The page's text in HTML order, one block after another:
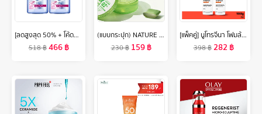
[ลดสูงสุด 50% + โค้ดลดเพิ่ม 20%]นีเวีย ไมเซล่า เช็ดเครื่องสำอาง เพิร์ลไบรท์ 400 มล. 2 ชิ้น NIVEA
518฿466฿
(แบบกระปุก) NATURE REPUBLIC SOOTHING & MOISTURE ALOE VERA 92% SOOTHING GEL (300ml) เจลว่านหางจระเข้ บำรุงผิวชุ่มชื้น
230฿ 159฿
[แพ็คคู่] นูโทรจีนา โฟมล้างหน้า ดีพ คลีน แอคเน่ โฟมมิ่ง คลีนเซอร์ 100 ก. x 2 Neutrogena Deep Clean Acne Foaming Cleanser 100 g. x 2, โฟมล้างหน้า วิปโฟมอะมิโน, Salicylic Acid + IPMP, ลดการเกิดสิวใหม่ ลดการอุดตัน ลดความมันส่วนเกิน
398฿282฿